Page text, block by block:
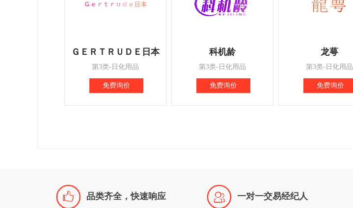
ＧＥＲＴＲＵＤＥ日本
第3类-日化用品
免费询价
科机龄
第3类-日化用品
免费询价
龙萼
第3类-日化用品
免费询价
 品类齐全，快速响应  一对一交易经纪人